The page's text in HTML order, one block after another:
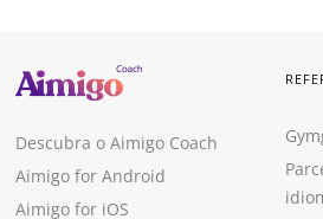
Descubra o Aimigo Coach
Aimigo for Android
Aimigo for iOS